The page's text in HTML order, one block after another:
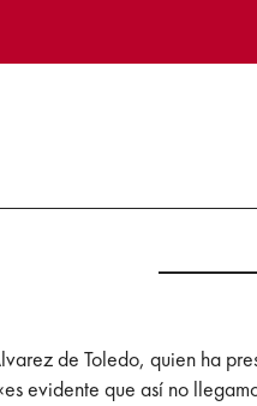
de Toledo, quien ha
evidente que así no